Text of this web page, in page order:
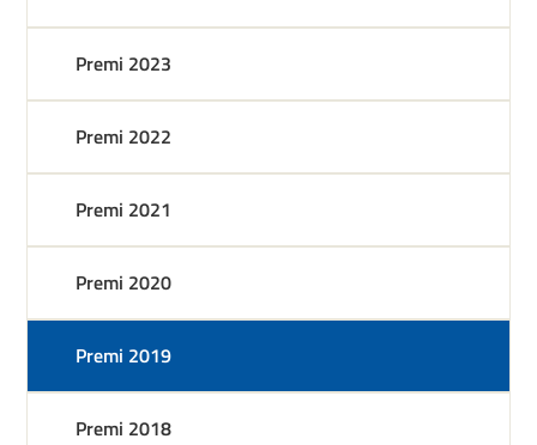
Premi 2023
Premi 2022
Premi 2021
Premi 2020
Premi 2019
Premi 2018